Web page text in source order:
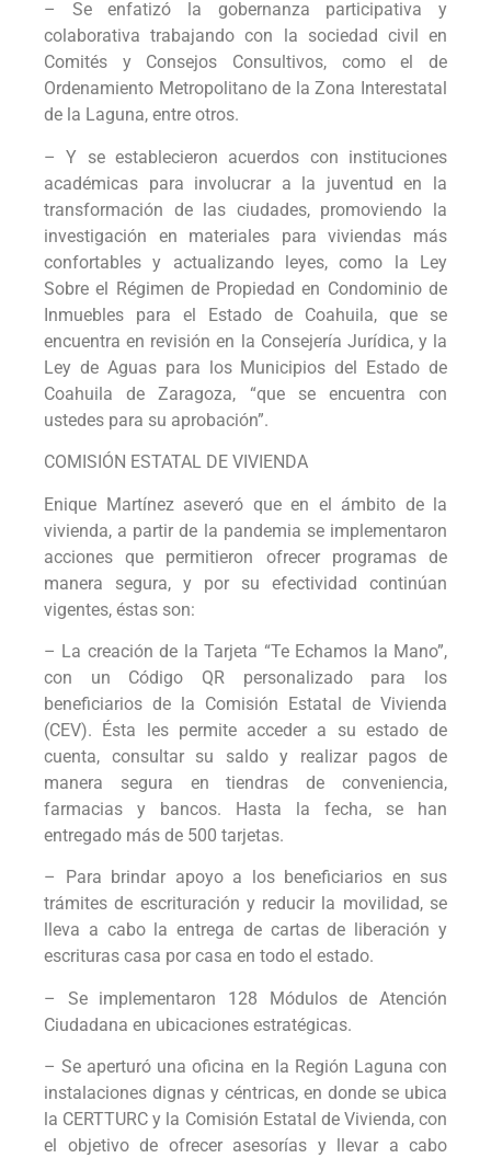
– Se enfatizó la gobernanza participativa y
colaborativa trabajando con la sociedad civil en
Comités y Consejos Consultivos, como el de
Ordenamiento Metropolitano de la Zona Interestatal
de la Laguna, entre otros.
– Y se establecieron acuerdos con instituciones
académicas para involucrar a la juventud en la
transformación de las ciudades, promoviendo la
investigación en materiales para viviendas más
confortables y actualizando leyes, como la Ley
Sobre el Régimen de Propiedad en Condominio de
Inmuebles para el Estado de Coahuila, que se
encuentra en revisión en la Consejería Jurídica, y la
Ley de Aguas para los Municipios del Estado de
Coahuila de Zaragoza, “que se encuentra con
ustedes para su aprobación”.
COMISIÓN ESTATAL DE VIVIENDA
Enique Martínez aseveró que en el ámbito de la
vivienda, a partir de la pandemia se implementaron
acciones que permitieron ofrecer programas de
manera segura, y por su efectividad continúan
vigentes, éstas son:
– La creación de la Tarjeta “Te Echamos la Mano”,
con un Código QR personalizado para los
beneficiarios de la Comisión Estatal de Vivienda
(CEV). Ésta les permite acceder a su estado de
cuenta, consultar su saldo y realizar pagos de
manera segura en tiendras de conveniencia,
farmacias y bancos. Hasta la fecha, se han
entregado más de 500 tarjetas.
– Para brindar apoyo a los beneficiarios en sus
trámites de escrituración y reducir la movilidad, se
lleva a cabo la entrega de cartas de liberación y
escrituras casa por casa en todo el estado.
– Se implementaron 128 Módulos de Atención
Ciudadana en ubicaciones estratégicas.
– Se aperturó una oficina en la Región Laguna con
instalaciones dignas y céntricas, en donde se ubica
la CERTTURC y la Comisión Estatal de Vivienda, con
el objetivo de ofrecer asesorías y llevar a cabo